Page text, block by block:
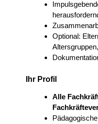
Optional:
Ihr Profil
Alle